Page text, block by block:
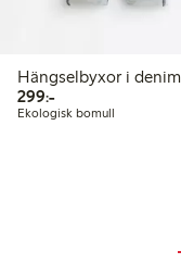
Hängselbyxor i denim
299:-299,00 kr
Ekologisk bomull